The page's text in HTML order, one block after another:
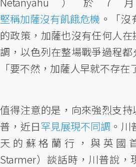
堅稱加薩沒有飢餓危機 。「
的政策，加薩也沒有任何人
調，以色列在整場戰爭過程都
「要不然，加薩人早就不存在
值得注意的是，向來強烈支
普，近日罕見展現不同調 。
天的蘇格蘭行，與英國
Starmer）談話時，川普說，